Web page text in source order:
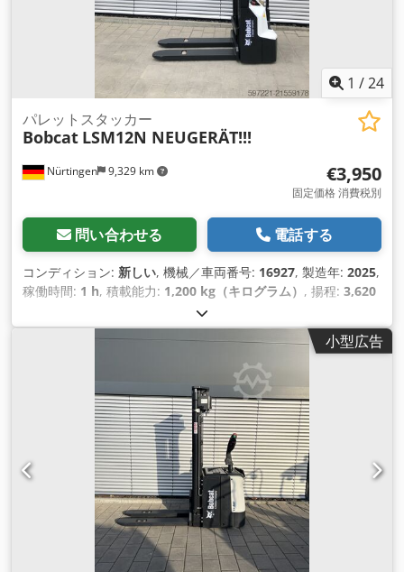
1 /24
Nürtingen 9,329 km
パレットスタッカー
Bobcat LSM12N NEUGERÄT!!!
€3,950
固定価格 消費税別
問い合わせる 電話する
コンディション: 新しい, 機械／車両番号: 16927, 製造年: 2025,
稼働時間: 1 h, 積載能力: 1,200 kg（キログラム） , 揚程: 3,620
, 燃料の種類:
レックス, 建設高:2,280 mm, バッテリー電圧:24 V, フォーク
576 kg（キログラム）, 小型広告